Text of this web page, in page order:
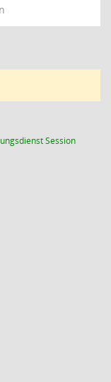
Session(Wird in